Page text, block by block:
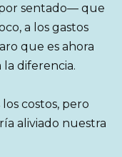
sentado— que
a los gastos
que es ahora
diferencia.
costos, pero
aliviado nuestra